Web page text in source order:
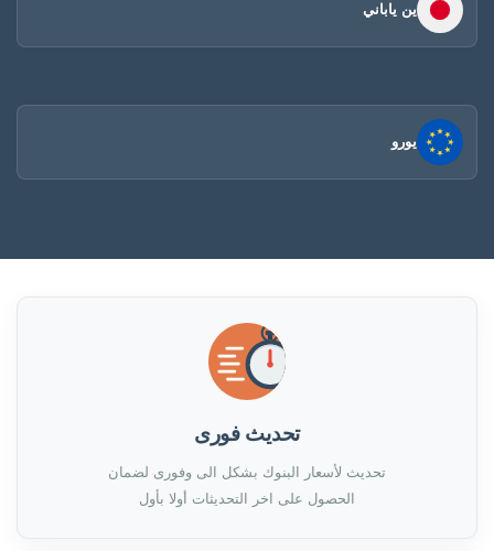
ين ياباني
يورو
تحديث فورى
تحديث لأسعار البنوك بشكل الى وفورى لضمان
الحصول على اخر التحديثات أولا بأول